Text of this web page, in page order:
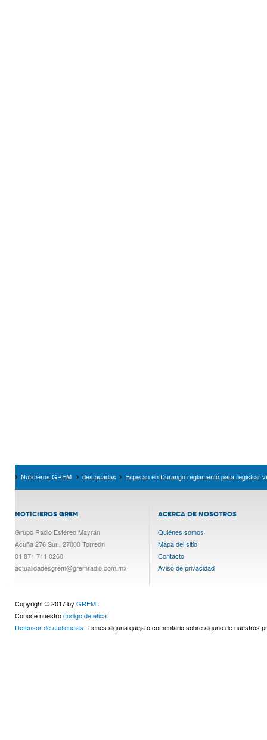
Noticieros GREM destacadas Esperan en Durango reglamento para registrar
NOTICIEROS GREM
Grupo Radio Estéreo Mayrán
Acuña 276 Sur., 27000 Torreón
01 871 711 0260
actualidadesgrem@gremradio.com.mx
ACERCA DE NOSOTROS
Quiénes somos
Mapa del sitio
Contacto
Aviso de privacidad
Copyright © 2017 by GREM..
Conoce nuestrocodigo de etica.
Defensor de audiencias. Tienes alguna queja o comentario sobre alguno de nuestros